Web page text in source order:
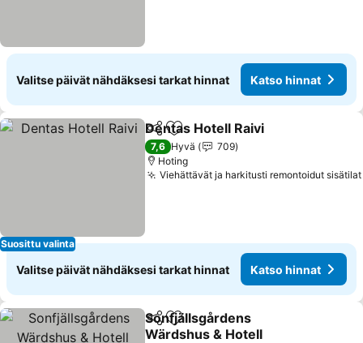
Valitse päivät nähdäksesi tarkat hinnat Katso hinnat
Suosittu valinta
Jaa Lisää suosikkeihin
Dentas Hotell Raivi
7,6 Hyvä
709
Hoting
Viehättävät ja harkitusti remontoidut sisätilat
Valitse päivät nähdäksesi tarkat hinnat Katso hinnat
Jaa Lisää suosikkeihin
Sonfjällsgårdens
Wärdshus & Hotell